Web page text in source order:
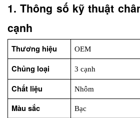
1. Thông số kỹ thuật
cạnh
Thương hiệu OEM
Chủng loại 3 cạnh
Chất liệu Nhôm
Màu sắc Bạc